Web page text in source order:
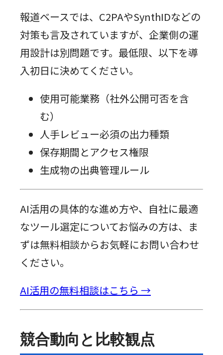
報道ベースでは、C2PAやSynthIDなどの
対策も言及されていますが、企業側の運
用設計は別問題です。最低限、以下を導
入初日に決めてください。
使用可能業務（社外公開可否を含
む）
人手レビュー必須の出力種類
保存期間とアクセス権限
生成物の出典管理ルール
AI活用の具体的な進め方や、自社に最適
なツール選定についてお悩みの方は、ま
ずは無料相談からお気軽にお問い合わせ
ください。
AI活用の無料相談はこちら →
競合動向と比較観点